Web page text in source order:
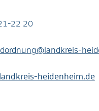
22 20
heidenheim.de